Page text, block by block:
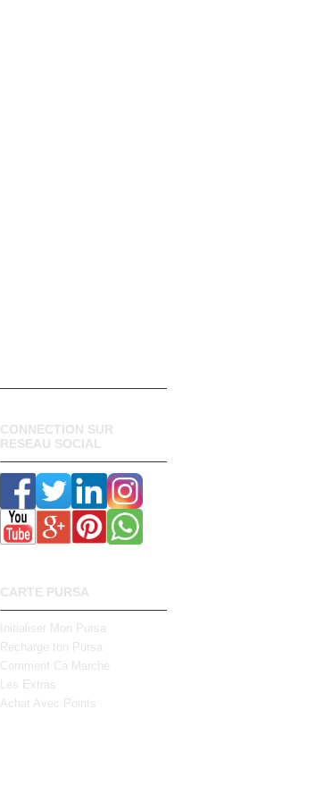
CONNECTION SUR
RESEAU SOCIAL
CARTE PURSA
Initialiser Mon Pursa
Recharge ton Pursa
Comment Ca Marche
Les Extras
Achat Avec Points